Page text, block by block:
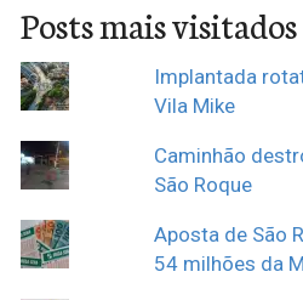
Posts mais visitados
Implantada
Vila Mike
Caminhão
São Roque
Aposta de São
54 milhões da